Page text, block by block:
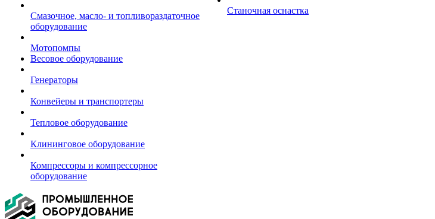
Смазочное, масло- и топливораздаточное
оборудование
Мотопомпы
Весовое оборудование
Генераторы
Конвейеры и транспортеры
Тепловое оборудование
Клининговое оборудование
Компрессоры и компрессорное
оборудование
Станочная оснастка